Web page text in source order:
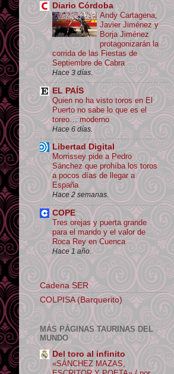
Diario Córdoba
Andy Cartagena,
Javier Jiménez y
Borja Jiménez
protagonizarán la
corrida de las Fiestas de
Septiembre de Cabra
Hace 3 días.
EL PAÍS
Quien no ha visto toros en El
Puerto no sabe lo que es el
toreo… moderno
Hace 6 días.
Libertad Digital
Morrissey pide a Pedro
Sánchez que prohíba los toros
a pocos días de llegar a
España
Hace 2 semanas.
COPE
Tres orejas y puerta grande
para el mando y el valor de
Roca Rey en Cuenca
Hace 1 año.
Cadena SER
COLPISA (Barquerito)
MÁS PÁGINAS TAURINAS DEL
MUNDO
Del toro al infinito
«SÁNCHEZ MAZAS,